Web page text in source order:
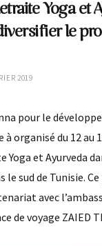
Yoga et
le
2019
pour le
organisé du 12 au
et Ayurveda
le sud de Tunisie.
avec
de voyage ZAIED